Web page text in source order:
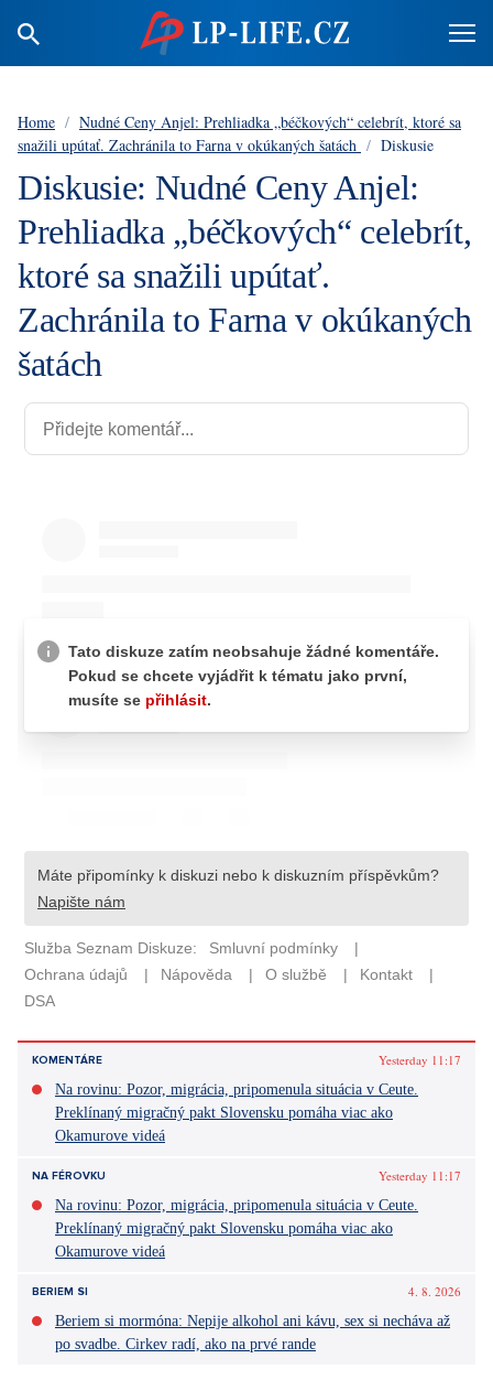
Home / Nudné Ceny Anjel: Prehliadka „béčkových“ celebrít, ktoré sa
snažili upútať. Zachránila to Farna v okúkaných šatách / Diskusie
Diskusie: Nudné Ceny Anjel:
Prehliadka „béčkových“ celebrít,
ktoré sa snažili upútať.
Zachránila to Farna v okúkaných
šatách
KOMENTÁRE
Yesterday 11:17
Na rovinu: Pozor, migrácia, pripomenula situácia v Ceute.
Preklínaný migračný pakt Slovensku pomáha viac ako
Okamurove videá
NA FÉROVKU
Yesterday 11:17
Na rovinu: Pozor, migrácia, pripomenula situácia v Ceute.
Preklínaný migračný pakt Slovensku pomáha viac ako
Okamurove videá
BERIEM SI
4. 8. 2026
Beriem si mormóna: Nepije alkohol ani kávu, sex si necháva až
po svadbe. Cirkev radí, ako na prvé rande